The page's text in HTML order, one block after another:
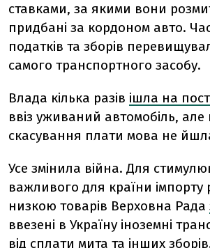
ставками, за якими вони
придбані за кордоном авто.
податків та зборів
самого транспортного засобу.
Влада кілька разів ішла на
ввіз уживаний автомобіль, але
скасування плати мова не
Усе змінила війна. Для
важливого для країни імпорту
низкою товарів Верховна Рада
ввезені в Україну іноземні
від сплати мита та інших